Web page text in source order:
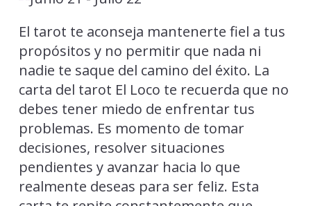
El tarot te aconseja mantenerte fiel a tus
propósitos y no permitir que nada ni
nadie te saque del camino del éxito. La
carta del tarot El Loco te recuerda que no
debes tener miedo de enfrentar tus
problemas. Es momento de tomar
decisiones, resolver situaciones
pendientes y avanzar hacia lo que
realmente deseas para ser feliz. Esta